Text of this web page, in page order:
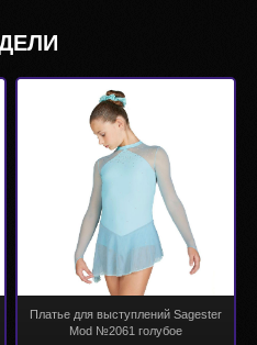
Платье для выступлений Sagester
Mod №2061 голубое